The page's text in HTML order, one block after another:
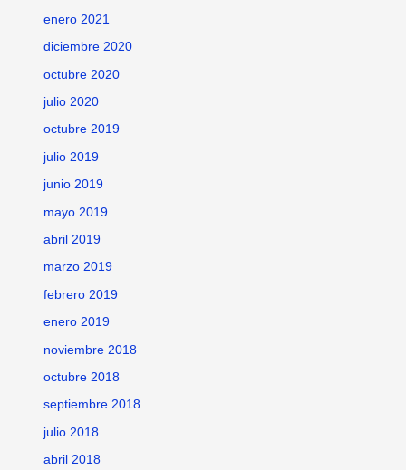
enero 2021
diciembre 2020
octubre 2020
julio 2020
octubre 2019
julio 2019
junio 2019
mayo 2019
abril 2019
marzo 2019
febrero 2019
enero 2019
noviembre 2018
octubre 2018
septiembre 2018
julio 2018
abril 2018